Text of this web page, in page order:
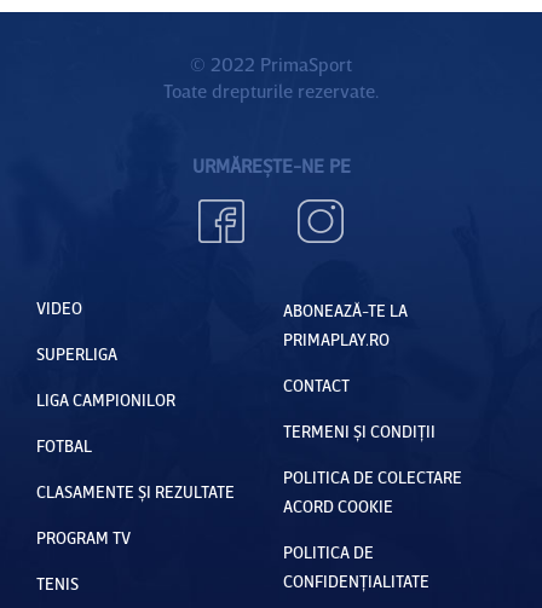
© 2022 PrimaSport
Toate drepturile rezervate.
URMĂREȘTE-NE PE
VIDEO
SUPERLIGA
LIGA CAMPIONILOR
FOTBAL
CLASAMENTE ȘI REZULTATE
PROGRAM TV
TENIS
ABONEAZĂ-TE LA
PRIMAPLAY.RO
CONTACT
TERMENI ȘI CONDIȚII
POLITICA DE COLECTARE
ACORD COOKIE
POLITICA DE
CONFIDENȚIALITATE